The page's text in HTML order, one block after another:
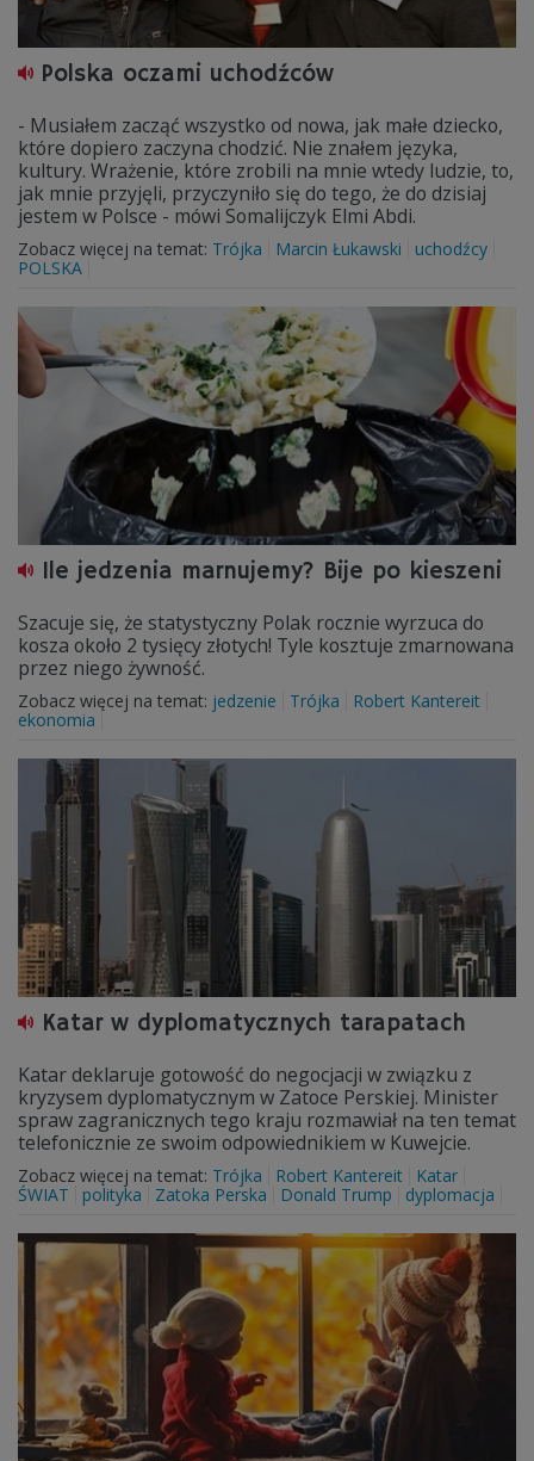
Polska oczami uchodźców
- Musiałem zacząć wszystko od nowa, jak małe dziecko,
które dopiero zaczyna chodzić. Nie znałem języka,
kultury. Wrażenie, które zrobili na mnie wtedy ludzie, to,
jak mnie przyjęli, przyczyniło się do tego, że do dzisiaj
jestem w Polsce - mówi Somalijczyk Elmi Abdi.
Zobacz więcej na temat: Trójka Marcin Łukawski
uchodźcy
POLSKA
Ile jedzenia marnujemy? Bije po kieszeni
Szacuje się, że statystyczny Polak rocznie wyrzuca do
kosza około 2 tysięcy złotych! Tyle kosztuje zmarnowana
przez niego żywność.
Zobacz więcej na temat: jedzenie Trójka
Robert Kantereit
ekonomia
Katar w dyplomatycznych tarapatach
Katar deklaruje gotowość do negocjacji w związku z
kryzysem dyplomatycznym w Zatoce Perskiej. Minister
spraw zagranicznych tego kraju rozmawiał na ten temat
telefonicznie ze swoim odpowiednikiem w Kuwejcie.
Zobacz więcej na temat: Trójka Robert Kantereit
Katar
ŚWIAT
polityka Zatoka Perska Donald Trump dyplomacja